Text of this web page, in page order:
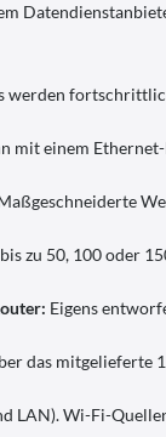
werden
mit einem
zu 50, 100 oder
Eigens
das mitgelieferte
LAN). Wi-Fi-